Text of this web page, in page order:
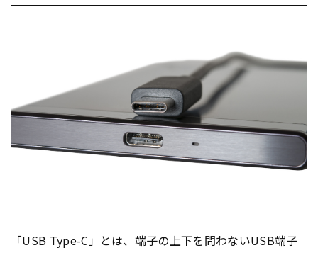
「USB Type-C」とは、端子の上下を問わないUSB端子